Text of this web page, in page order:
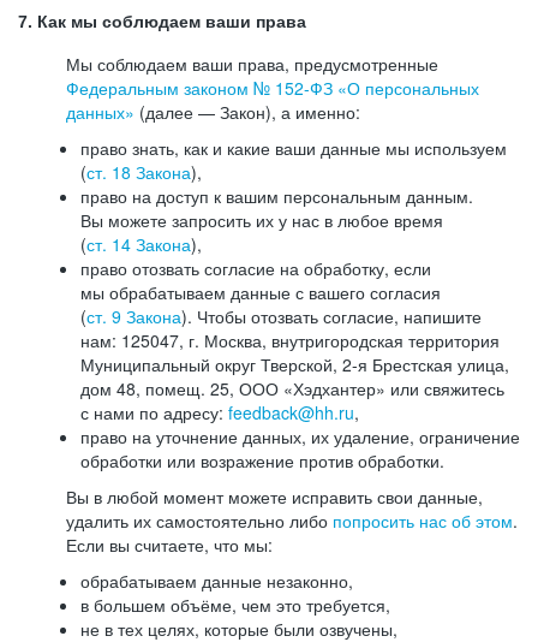
7. Как мы соблюдаем ваши права
Мы соблюдаем ваши права, предусмотренные
Федеральным законом № 152-ФЗ «О персональных
данных» (далее — Закон), а именно:
право знать, как и какие ваши данные мы используем
(ст. 18 Закона),
право на доступ к вашим персональным данным.
Вы можете запросить их у нас в любое время
(ст. 14 Закона),
право отозвать согласие на обработку, если
мы обрабатываем данные с вашего согласия
(ст. 9 Закона). Чтобы отозвать согласие, напишите
нам: 125047, г. Москва, внутригородская территория
Муниципальный округ Тверской, 2-я Брестская улица,
дом 48, помещ. 25, ООО «Хэдхантер» или свяжитесь
с нами по адресу: feedback@hh.ru,
право на уточнение данных, их удаление, ограничение
обработки или возражение против обработки.
Вы в любой момент можете исправить свои данные,
удалить их самостоятельно либо попросить нас об этом.
Если вы считаете, что мы:
обрабатываем данные незаконно,
в большем объёме, чем это требуется,
не в тех целях, которые были озвучены,